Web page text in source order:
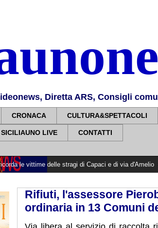
Diretta ARS, Consigli
CRONACA CULTURA&SPETTACOLI
SICILIAUNO LIVE CONTATTI
delle stragi di Capaci e di via d'Amelio >>>>>
Rifiuti, l'assessore
ordinaria in 13 Comuni